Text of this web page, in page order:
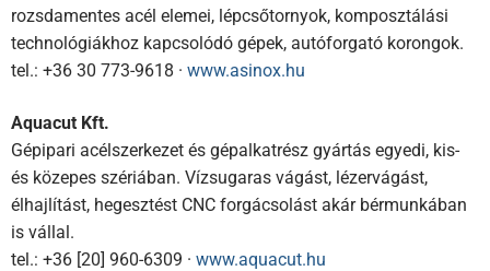
rozsdamentes acél elemei, lépcsőtornyok, komposztálási
technológiákhoz kapcsolódó gépek, autóforgató korongok.
tel.: +36 30 773-9618 · www.asinox.hu
Aquacut Kft.
Gépipari acélszerkezet és gépalkatrész gyártás egyedi, kis-
és közepes szériában. Vízsugaras vágást, lézervágást,
élhajlítást, hegesztést CNC forgácsolást akár bérmunkában
is vállal.
tel.: +36 [20] 960-6309 · www.aquacut.hu